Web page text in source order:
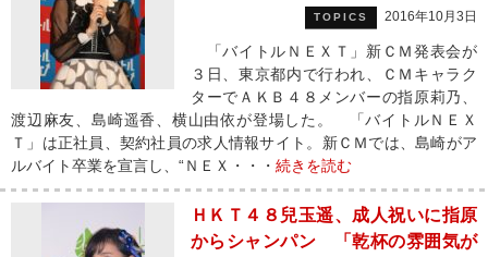
TOPICS 2016年10月3日
「バイトルＮＥＸＴ」新ＣＭ発表会が
３日、東京都内で行われ、ＣＭキャラク
ターでＡＫＢ４８メンバーの指原莉乃、
渡辺麻友、島崎遥香、横山由依が登場した。 「バイトルＮＥＸ
Ｔ」は正社員、契約社員の求人情報サイト。新ＣＭでは、島崎がア
ルバイト卒業を宣言し、“ＮＥＸ・・・ 続きを読む
ＨＫＴ４８兒玉遥、成人祝いに指原
からシャンパン 「乾杯の雰囲気が